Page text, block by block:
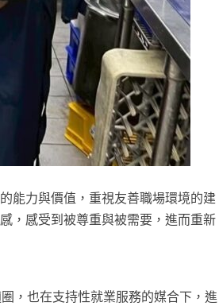
能力與價值，重視友善職場環境的建
，感受到被尊重與被需要，進而重新
，也在支持性就業服務的媒合下，進